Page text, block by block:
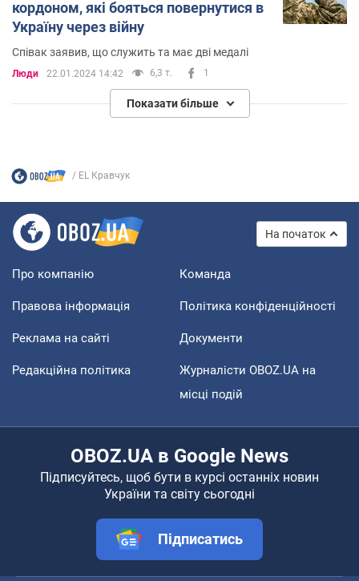
кордоном, які бояться повернутися в
Україну через війну
Співак заявив, що служить та має дві медалі
Люди 22.01.2024 14:42 6,3 т. 1
Показати більше
EL Кравчук
На початок
Про компанію Команда
Правова інформація Політика конфіденційності
Реклама на сайті Документи
Редакційна політика
Журналісти OBOZ.UA на
місці подій
OBOZ.UA в Google News
Підписуйтесь, щоб бути в курсі останніх новин
України та світу сьогодні
Підписатись